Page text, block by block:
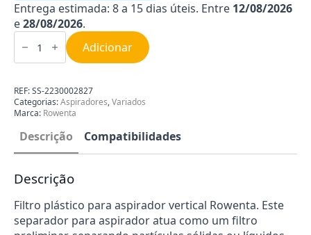
Entrega estimada: 8 a 15 dias úteis. Entre 12/08/2026
e28/08/2026.
Quantidade
de
Aspirador
SS-
2230002827
Adicionar
REF:SS-2230002827
Categorias:Aspiradores,Variados
Marca: Rowenta
Descrição Compatibilidades
Descrição
Filtro plástico para aspirador vertical Rowenta. Este
separador para aspirador atua como um filtro